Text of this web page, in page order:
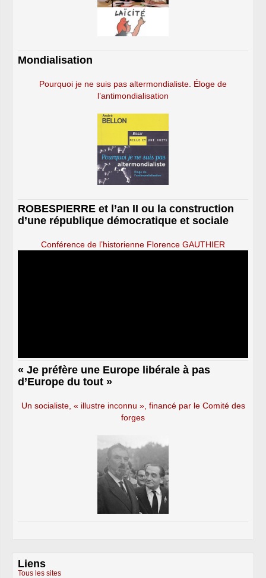
Mondialisation
Pourquoi je ne suis pas altermondialiste. Éloge de
l’antimondialisation
ROBESPIERRE et l’an II ou la construction
d’une république démocratique et sociale
Conférence de l’historienne Florence GAUTHIER
« Je préfère une Europe libérale à pas
d’Europe du tout »
Un socialiste, « illustre inconnu », financé par le Comité des
forges
Liens
Tous les sites